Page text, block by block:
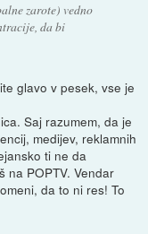
zarote) vedno
da bi
glavo v pesek, vse je
Saj razumem, da je
medijev, reklamnih
ti ne da
na POPTV. Vendar
da to ni res! To